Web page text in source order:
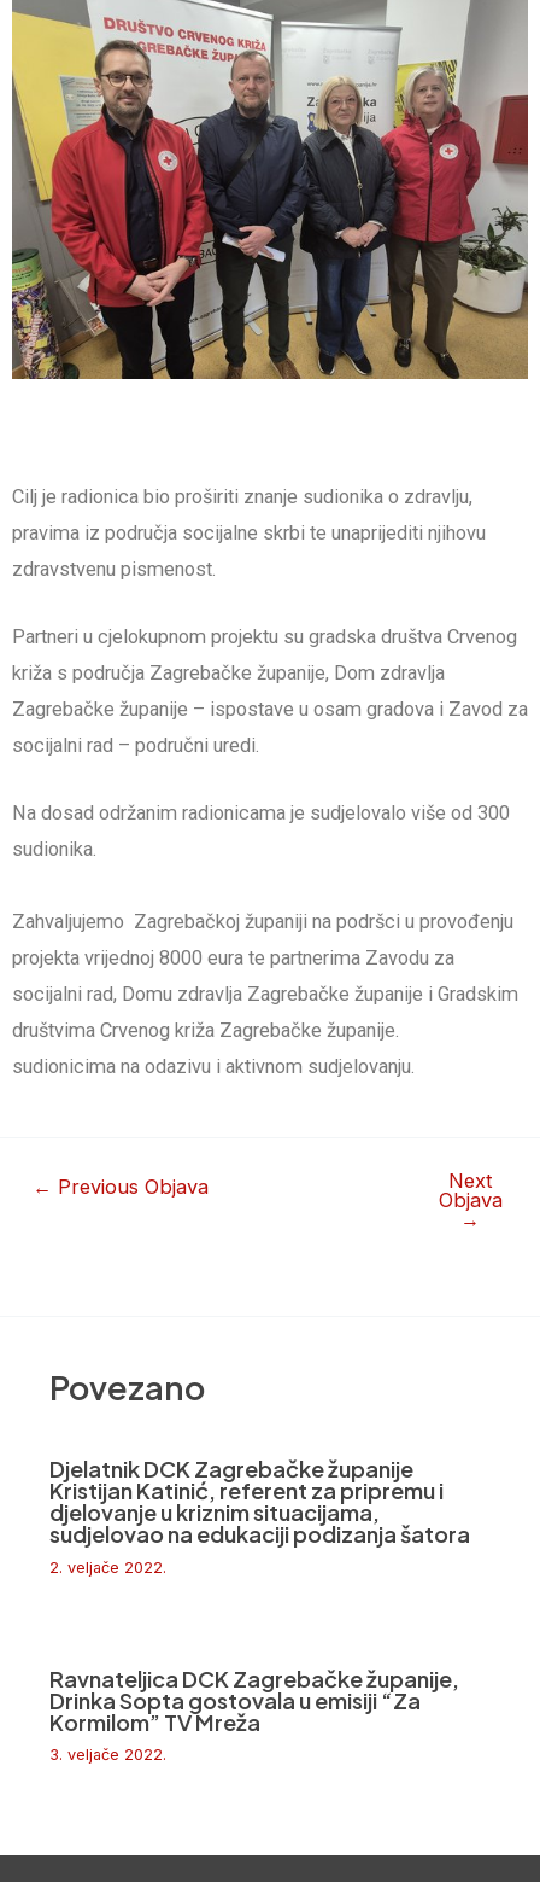
Cilj je radionica bio proširiti znanje sudionika o zdravlju,
pravima iz područja socijalne skrbi te unaprijediti njihovu
zdravstvenu pismenost.
Partneri u cjelokupnom projektu su gradska društva Crvenog
križa s područja Zagrebačke županije, Dom zdravlja
Zagrebačke županije – ispostave u osam gradova i Zavod za
socijalni rad – područni uredi.
Na dosad održanim radionicama je sudjelovalo više od 300
sudionika.
Zahvaljujemo Zagrebačkoj županiji na podršci u provođenju
projekta vrijednoj 8000 eura te partnerima Zavodu za
socijalni rad, Domu zdravlja Zagrebačke županije i Gradskim
društvima Crvenog križa Zagrebačke županije.
sudionicima na odazivu i aktivnom sudjelovanju.
← Previous Objava
Next
Objava
→
Povezano
Djelatnik DCK Zagrebačke županije
Kristijan Katinić, referent za pripremu i
djelovanje u kriznim situacijama,
sudjelovao na edukaciji podizanja šatora
2. veljače 2022.
Ravnateljica DCK Zagrebačke županije,
Drinka Sopta gostovala u emisiji “Za
Kormilom” TV Mreža
3. veljače 2022.